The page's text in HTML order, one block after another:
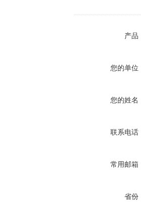
产品
您的单位
您的姓名
联系电话
常用邮箱
省份